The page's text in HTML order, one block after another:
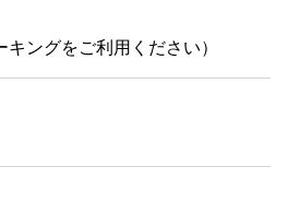
ングをご利用ください）